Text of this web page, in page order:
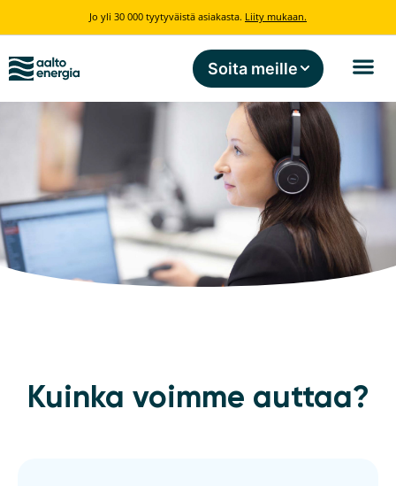
Jo yli 30 000 tyytyväistä asiakasta. Liity mukaan.
Soita meille
Kuinka voimme auttaa?